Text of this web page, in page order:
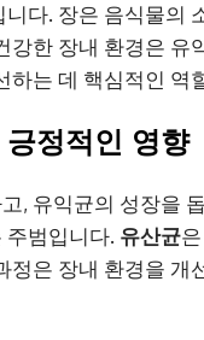
다. 장은 음식물의
한 장내 환경은
하는 데 핵심적인 역
정적인 영향
, 유익균의 성장을
주범입니다. 유산균
은 장내 환경을 개